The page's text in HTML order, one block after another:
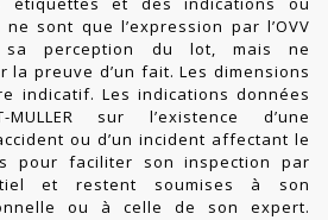
sont que l’expression par l’OVV
sa perception du lot, mais ne
la preuve d’un fait. Les dimensions
indicatif. Les indications données
MULLER sur l’existence d’une
ou d’un incident affectant le
pour faciliter son inspection par
et restent soumises à son
ou à celle de son expert.